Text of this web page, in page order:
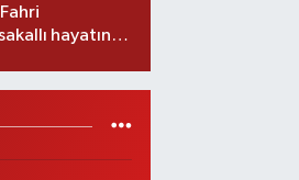
Fahri
hayatını